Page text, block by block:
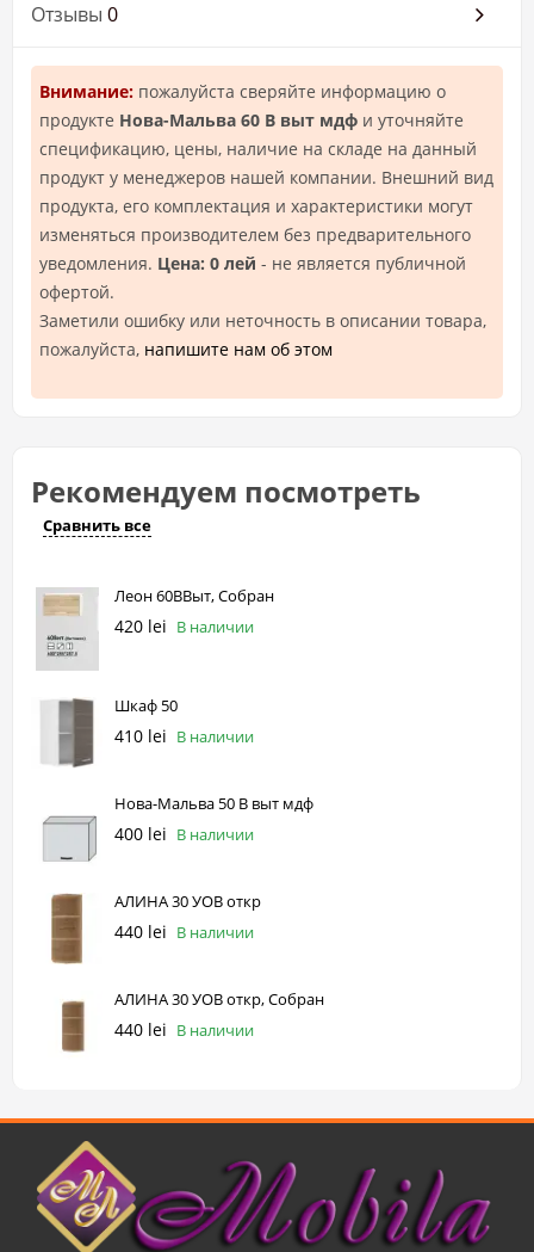
Отзывы 0
Внимание: пожалуйста сверяйте информацию о
продукте Нова-Мальва 60 В выт мдф и уточняйте
спецификацию, цены, наличие на складе на данный
продукт у менеджеров нашей компании. Внешний вид
продукта, его комплектация и характеристики могут
изменяться производителем без предварительного
уведомления. Цена: 0 лей - не является публичной
офертой.
Заметили ошибку или неточность в описании товара,
пожалуйста, напишите нам об этом
Рекомендуем посмотреть
Сравнить все
Леон 60ВВыт, Собран
420 lei В наличии
Шкаф 50
410 lei В наличии
Нова-Мальва 50 В выт мдф
400 lei В наличии
АЛИНА 30 УОВ откр
440 lei В наличии
АЛИНА 30 УОВ откр, Собран
440 lei В наличии